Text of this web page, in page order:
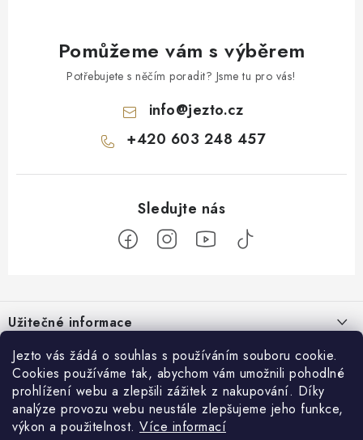
Jezto vás žádá o souhlas s používáním souboru cookie.
Cookies používáme tak, abychom vám umožnili pohodlné
prohlížení webu a zlepšili zážitek z nakupování. Díky
analýze provozu webu neustále zlepšujeme jeho funkce,
výkon a použitelnost. Více informací
Pomůžeme vám s výběrem
Potřebujete s něčím poradit? Jsme tu pro vás!
info@jezto.cz
+420 603 248 457
pUžitečné informace
O nás
Náš příběh
Firemní dárky
Zákaznický servis
Obchodní podmínky
Ochrana osobních údajů
Přijímáme online platby